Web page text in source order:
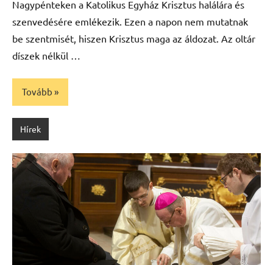
Nagypénteken a Katolikus Egyház Krisztus halálára és
szenvedésére emlékezik. Ezen a napon nem mutatnak
be szentmisét, hiszen Krisztus maga az áldozat. Az oltár
díszek nélkül …
Tovább
Hírek